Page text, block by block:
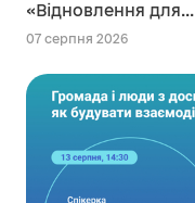
«Відновлення для...
07 серпня 2026